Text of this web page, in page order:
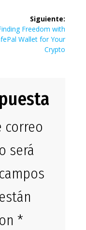
Siguiente:
Freedom with
Wallet for Your
Crypto
correo
será
*